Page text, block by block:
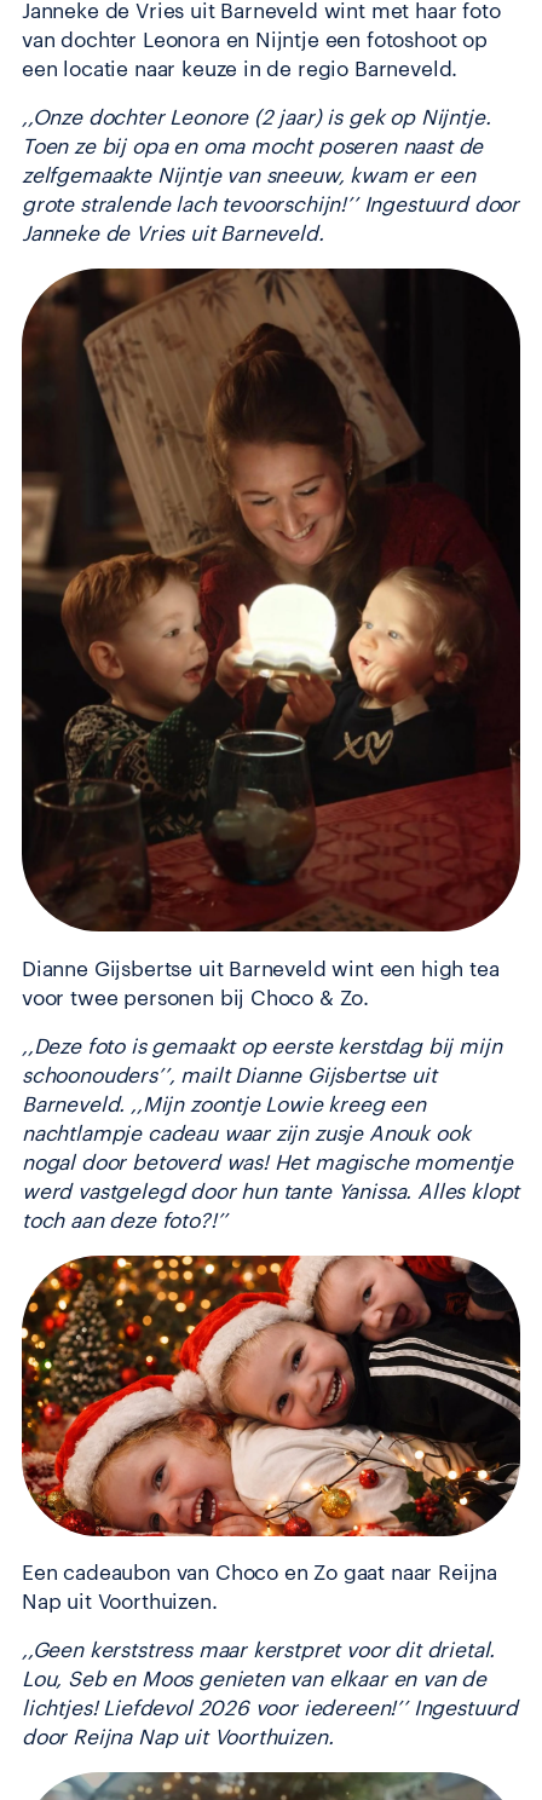
Janneke de Vries uit Barneveld wint met haar foto
van dochter Leonora en Nijntje een fotoshoot op
een locatie naar keuze in de regio Barneveld.
,,Onze dochter Leonore (2 jaar) is gek op Nijntje.
Toen ze bij opa en oma mocht poseren naast de
zelfgemaakte Nijntje van sneeuw, kwam er een
grote stralende lach tevoorschijn!’’ Ingestuurd door
Janneke de Vries uit Barneveld.
Dianne Gijsbertse uit Barneveld wint een high tea
voor twee personen bij Choco & Zo.
,,Deze foto is gemaakt op eerste kerstdag bij mijn
schoonouders’’, mailt Dianne Gijsbertse uit
Barneveld. ,,Mijn zoontje Lowie kreeg een
nachtlampje cadeau waar zijn zusje Anouk ook
nogal door betoverd was! Het magische momentje
werd vastgelegd door hun tante Yanissa. Alles klopt
toch aan deze foto?!’’
Een cadeaubon van Choco en Zo gaat naar Reijna
Nap uit Voorthuizen.
,,Geen kerststress maar kerstpret voor dit drietal.
Lou, Seb en Moos genieten van elkaar en van de
lichtjes! Liefdevol 2026 voor iedereen!’’ Ingestuurd
door Reijna Nap uit Voorthuizen.